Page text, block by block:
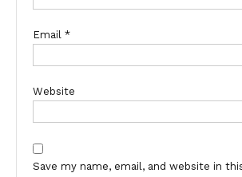
Email *
Website
Save my name, email, and website in